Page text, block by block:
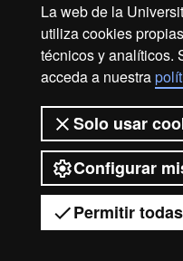
La web de la
utiliza cookies
técnicos y analíticos.
acceda a nuestra
Solo usar
Configurar
Permitir
Catálogo de TFG.
Accesibilidad web
2026